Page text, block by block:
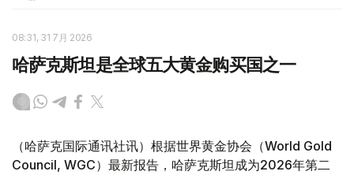
08:31, 31 7月 2026
哈萨克斯坦是全球五大黄金购买国之一
（哈萨克国际通讯社讯）根据世界黄金协会（World Gold
Council, WGC）最新报告，哈萨克斯坦成为2026年第二